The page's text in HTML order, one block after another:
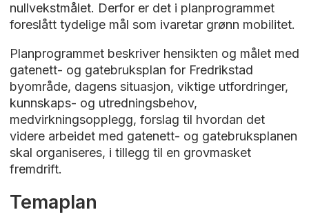
nullvekstmålet. Derfor er det i planprogrammet
foreslått tydelige mål som ivaretar grønn mobilitet.
Planprogrammet beskriver hensikten og målet med
gatenett- og gatebruksplan for Fredrikstad
byområde, dagens situasjon, viktige utfordringer,
kunnskaps- og utredningsbehov,
medvirkningsopplegg, forslag til hvordan det
videre arbeidet med gatenett- og gatebruksplanen
skal organiseres, i tillegg til en grovmasket
fremdrift.
Temaplan